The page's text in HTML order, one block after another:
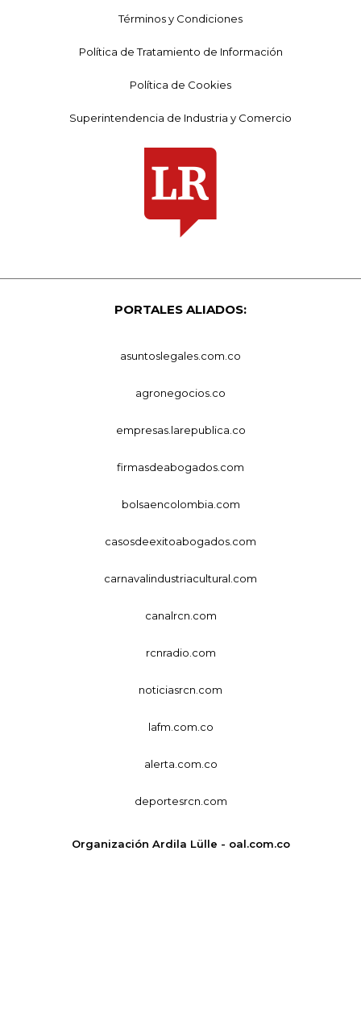
Términos y Condiciones
Política de Tratamiento de Información
Política de Cookies
Superintendencia de Industria y Comercio
PORTALES ALIADOS:
asuntoslegales.com.co
agronegocios.co
empresas.larepublica.co
firmasdeabogados.com
bolsaencolombia.com
casosdeexitoabogados.com
carnavalindustriacultural.com
canalrcn.com
rcnradio.com
noticiasrcn.com
lafm.com.co
alerta.com.co
deportesrcn.com
Organización Ardila Lülle - oal.com.co